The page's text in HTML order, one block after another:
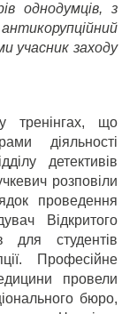
однодумців, з
учасник заходу
тренінгах, що
діяльності
детективів
розповіли
проведення
Відкритого
для студентів
Професійне
провели
бюро,